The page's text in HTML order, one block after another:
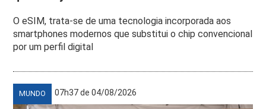
O eSIM, trata-se de uma tecnologia incorporada aos
smartphones modernos que substitui o chip convencional
por um perfil digital
MUNDO 07h37 de 04/08/2026